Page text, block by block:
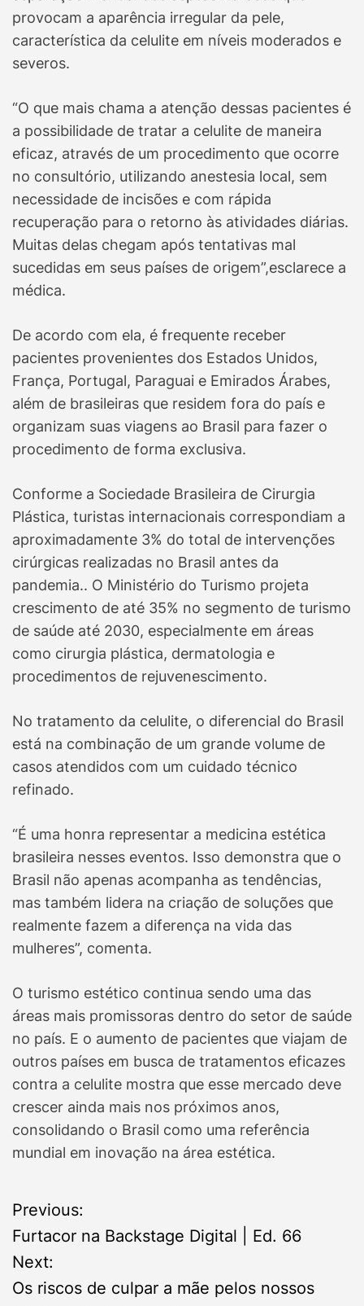
provocam a aparência irregular da pele,
característica da celulite em níveis moderados e
severos.
“O que mais chama a atenção dessas pacientes é
a possibilidade de tratar a celulite de maneira
eficaz, através de um procedimento que ocorre
no consultório, utilizando anestesia local, sem
necessidade de incisões e com rápida
recuperação para o retorno às atividades diárias.
Muitas delas chegam após tentativas mal
sucedidas em seus países de origem”,esclarece a
médica.
De acordo com ela, é frequente receber
pacientes provenientes dos Estados Unidos,
França, Portugal, Paraguai e Emirados Árabes,
além de brasileiras que residem fora do país e
organizam suas viagens ao Brasil para fazer o
procedimento de forma exclusiva.
Conforme a Sociedade Brasileira de Cirurgia
Plástica, turistas internacionais correspondiam a
aproximadamente 3% do total de intervenções
cirúrgicas realizadas no Brasil antes da
pandemia.. O Ministério do Turismo projeta
crescimento de até 35% no segmento de turismo
de saúde até 2030, especialmente em áreas
como cirurgia plástica, dermatologia e
procedimentos de rejuvenescimento.
No tratamento da celulite, o diferencial do Brasil
está na combinação de um grande volume de
casos atendidos com um cuidado técnico
refinado.
“É uma honra representar a medicina estética
brasileira nesses eventos. Isso demonstra que o
Brasil não apenas acompanha as tendências,
mas também lidera na criação de soluções que
realmente fazem a diferença na vida das
mulheres”, comenta.
O turismo estético continua sendo uma das
áreas mais promissoras dentro do setor de saúde
no país. E o aumento de pacientes que viajam de
outros países em busca de tratamentos eficazes
contra a celulite mostra que esse mercado deve
crescer ainda mais nos próximos anos,
consolidando o Brasil como uma referência
mundial em inovação na área estética.
P
o
s
Previous:
Furtacor na Backstage Digital | Ed. 66
Next:
Os riscos de culpar a mãe pelos nossos